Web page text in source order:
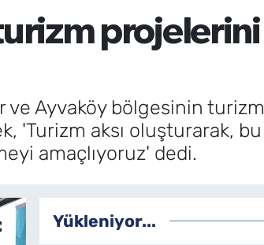
%-19
projelerini
ve Ayvaköy bölgesinin turizm
'Turizm aksı oluşturarak, bu
amaçlıyoruz' dedi.
Yükleniyor...